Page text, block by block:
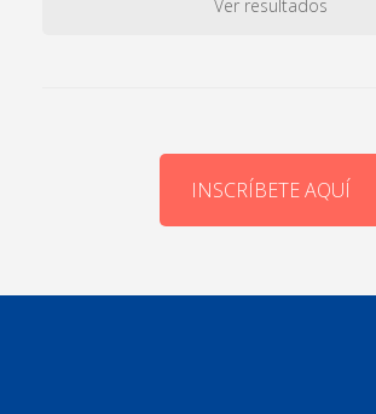
Ver resultados
INSCRÍBETE AQUÍ